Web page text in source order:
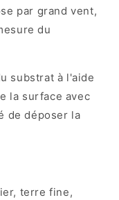
par grand vent,
du
substrat à l'aide
la surface avec
de déposer la
terre fine,